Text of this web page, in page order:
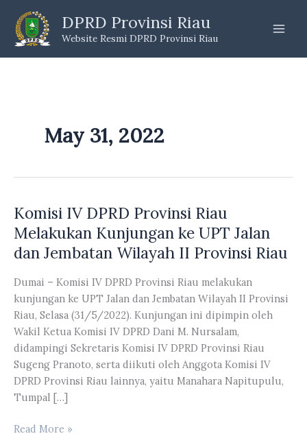
content
DPRD Provinsi Riau
Website Resmi DPRD Provinsi Riau
May 31, 2022
Komisi IV DPRD Provinsi Riau
Melakukan Kunjungan ke UPT Jalan
dan Jembatan Wilayah II Provinsi Riau
Dumai – Komisi IV DPRD Provinsi Riau melakukan
kunjungan ke UPT Jalan dan Jembatan Wilayah II Provinsi
Riau, Selasa (31/5/2022). Kunjungan ini dipimpin oleh
Wakil Ketua Komisi IV DPRD Dani M. Nursalam,
didampingi Sekretaris Komisi IV DPRD Provinsi Riau
Sugeng Pranoto, serta diikuti oleh Anggota Komisi IV
DPRD Provinsi Riau lainnya, yaitu Manahara Napitupulu,
Tumpal […]
Komisi
Read More »